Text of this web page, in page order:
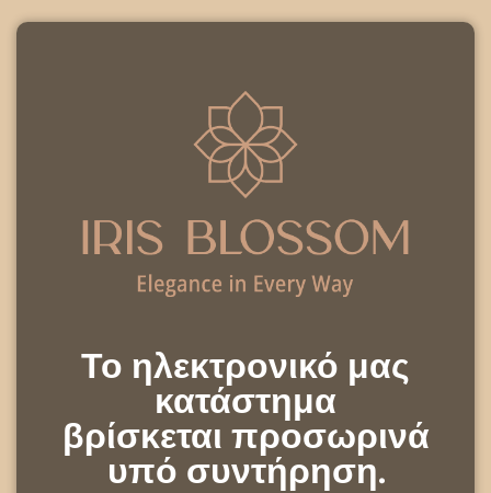
Το ηλεκτρονικό μας
κατάστημα
βρίσκεται προσωρινά
υπό συντήρηση.